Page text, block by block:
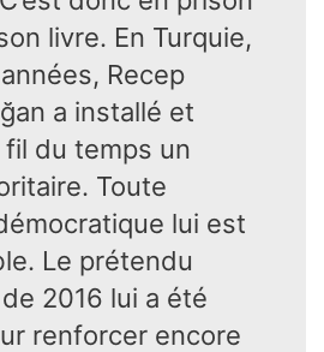
livre. En Turquie,
Recep
a installé et
du temps un
Toute
lui est
Le prétendu
2016 lui a été
renforcer encore